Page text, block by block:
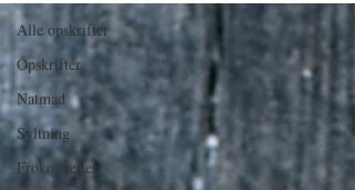
Alle opskrifter
Opskrifter
Natmad
Syltning
Frokostretter